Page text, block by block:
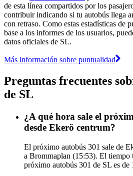
de esta línea compartidos por los
contribuir indicando si tu autobús llega
con retraso. Como estas estadísticas de
base a los informes de los usuarios,
datos oficiales de SL.
Más información sobre puntualidad
Preguntas frecuentes
de SL
¿A qué hora sale el
desde Ekerö centrum?
El próximo autobús 301 sale de
a Brommaplan (15:53). El tiempo
próximo autobús 301 de SL es de